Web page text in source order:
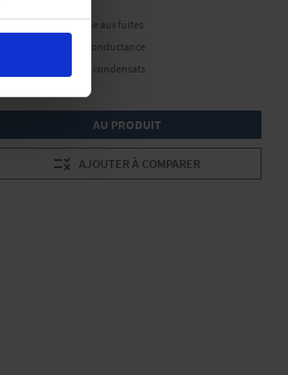
Compact & étanche aux fuites
Bonne valeur de conductance
Vidange facile des condensats
AU PRODUIT
AJOUTER À COMPARER